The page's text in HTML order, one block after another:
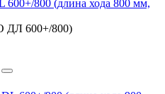
800 (длина хода 800 мм,
ДЛ 600+/800)